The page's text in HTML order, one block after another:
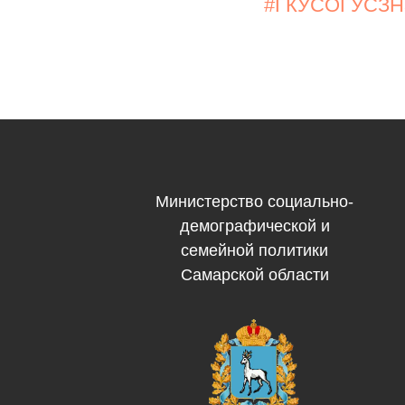
Министерство социально-
демографической и
семейной политики
Самарской области